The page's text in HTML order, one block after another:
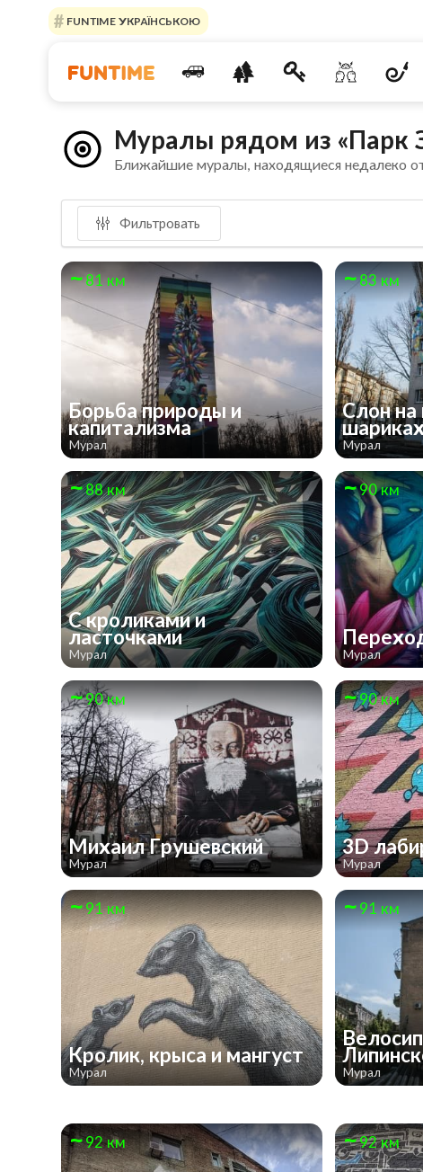
FUNTIME УКРАЇНСЬКОЮ
Муралы рядом из «Парк
Ближайшие муралы, находящиеся недалеко
Фильтровать
81 км
Борьба природы и
капитализма
Мурал
83 км
Слон
Мурал
88 км
С кроликами и
ласточками
Мурал
90 км
Мурал
90 км
Михаил Грушевский
Мурал
90 км
3D
Мурал
91 км
Кролик, крыса и мангуст
Мурал
91 км
Мурал
92 км 92 км